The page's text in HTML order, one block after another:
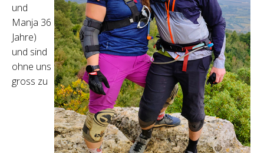
und
Manja 36
Jahre)
und sind
ohne uns
gross zu